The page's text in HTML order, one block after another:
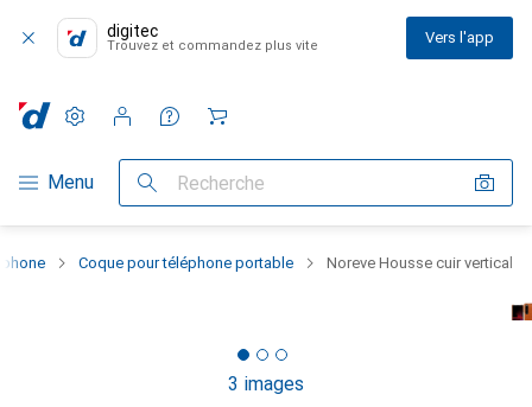
digitec
Trouvez et commandez plus vite Vers l'app
Navigation par catégorie
Menu Recherche
Paramètres
Compte client
Listes de comparaison
Listes d'envies
Panier
Coque pour téléphone portable Noreve Housse cuir vertical
3 images